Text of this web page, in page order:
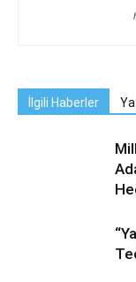
İlgili Haberler